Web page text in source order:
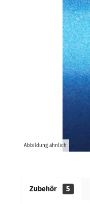
Abbildung ähnlich
Zubehör 5